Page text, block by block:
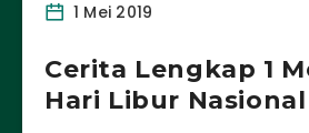
1 Mei 2019
Cerita Lengkap 1
Hari Libur Nasional